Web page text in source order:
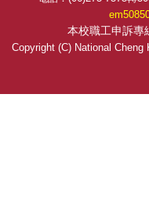
本校職工申訴專
Copyright (C) National